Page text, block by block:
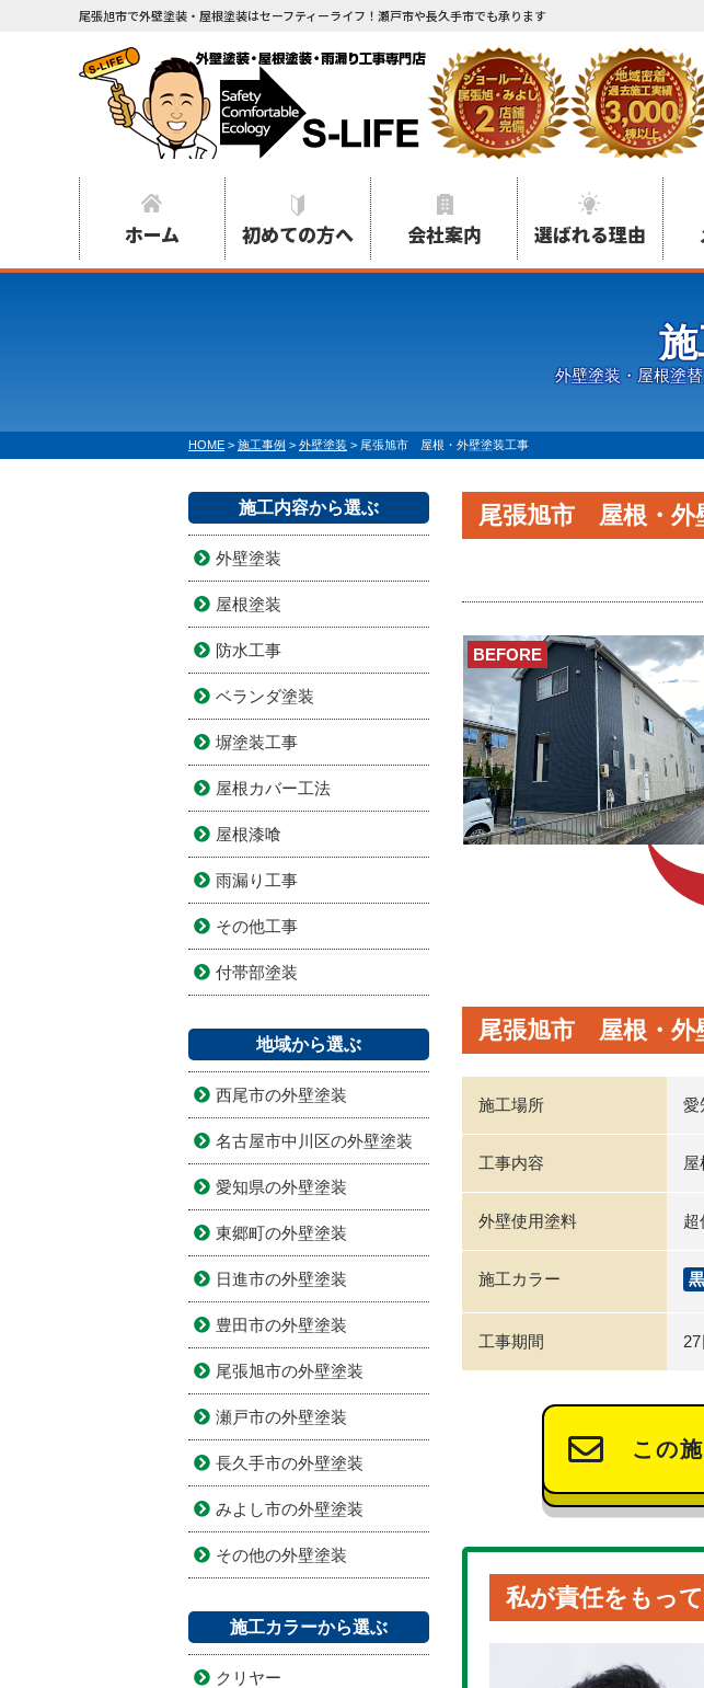
尾張旭市で外壁塗装・屋根塗装はセーフティーライフ！瀬戸市や長久手市でも承ります
ホーム 初めての方へ 会社案内 選ばれる理由
外壁塗装・屋根塗
HOME > 施工事例 > 外壁塗装 > 尾張旭市 屋根・外壁塗装工事
尾張旭市 屋根・外
BEFORE
尾張旭市 屋根・外
施工場所 愛
工事内容
外壁使用塗料 超
施工カラー
工事期間
この
私が責任をもっ
施工内容から選ぶ
外壁塗装
屋根塗装
防水工事
ベランダ塗装
塀塗装工事
屋根カバー工法
屋根漆喰
雨漏り工事
その他工事
付帯部塗装
地域から選ぶ
西尾市の外壁塗装
名古屋市中川区の外壁塗装
愛知県の外壁塗装
東郷町の外壁塗装
日進市の外壁塗装
豊田市の外壁塗装
尾張旭市の外壁塗装
瀬戸市の外壁塗装
長久手市の外壁塗装
みよし市の外壁塗装
その他の外壁塗装
施工カラーから選ぶ
クリヤー